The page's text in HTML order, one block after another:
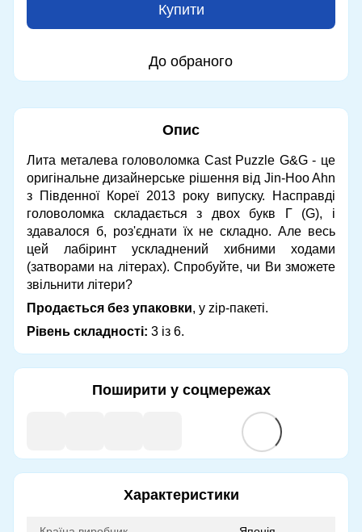
Купити
До обраного
Опис
Лита металева головоломка Cast Puzzle G&G - це
оригінальне дизайнерське рішення від Jin-Hoo Ahn
з Південної Кореї 2013 року випуску. Насправді
головоломка складається з двох букв Г (G), і
здавалося б, роз'єднати їх не складно. Але весь
цей лабіринт ускладнений хибними ходами
(затворами на літерах). Спробуйте, чи Ви зможете
звільнити літери?
Продається без упаковки, у zip-пакеті.
Рівень складності: 3 із 6.
Поширити у соцмережах
Характеристики